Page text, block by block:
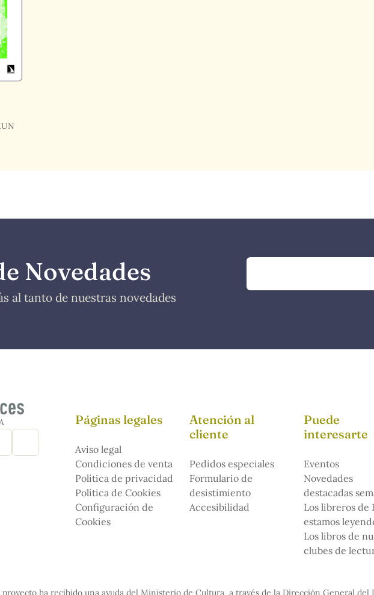
Novedades
al tanto de nuestras novedades
Páginas legales
Aviso legal
Condiciones de venta
Política de privacidad
Política de Cookies
Configuración de
Cookies
Atención al
cliente
Pedidos especiales
Formulario de
desistimiento
Accesibilidad
Puede
interesarte
Eventos
Novedades
destacadas
Los libreros de
estamos
Los libros de
clubes de
proyecto ha recibido una ayuda del Ministerio de Cultura, a través de la Dirección General del